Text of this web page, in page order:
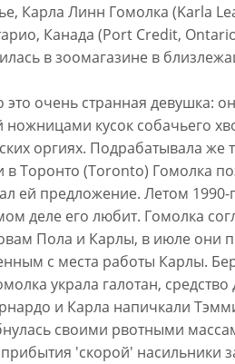
Карла Линн Гомолка (Karla
Канада (Port Credit,
в зоомагазине в
очень странная девушка:
кусок собачьего
оргиях. Подрабатывала
в Торонто (Toronto) Гомолка
ей предложение. Летом
деле его любит. Гомолка
Пола и Карлы, в июле они
с места работы Карлы.
украла галотан,
и Карла напичкали
своими рвотными
'скорой' насильники